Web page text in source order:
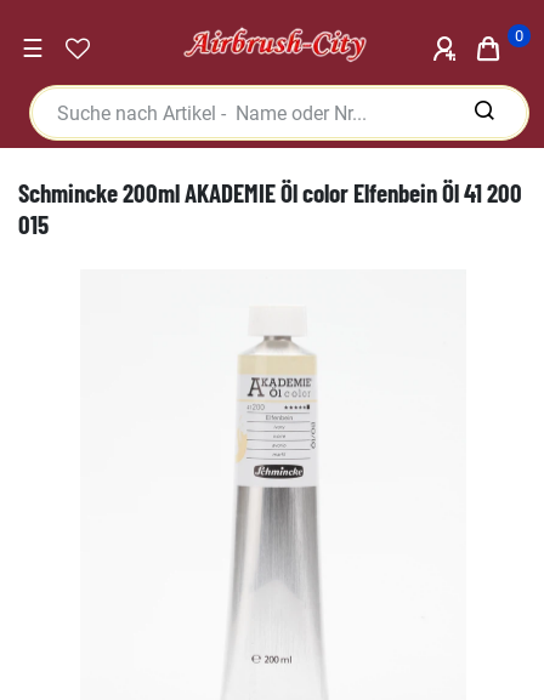
☰ 0
Schmincke 200ml AKADEMIE Öl color Elfenbein Öl 41 200
015